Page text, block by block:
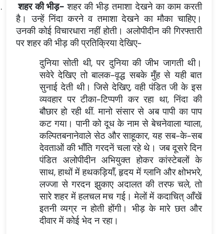
शहर की भीड़- शहर की भीड़ तमाशा देखने का काम करती
है। उन्हें निंदा करने व तमाशा देखने का मौका चाहिए।
उनकी कोई विचारधारा नहीं होती। अलोपीदीन की गिरफ्तारी
पर शहर की भीड़ की प्रतिक्रिया देखिए-
दुनिया सोती थी, पर दुनिया की जीभ जागती थी।
सवेरे देखिए तो बालक-वृद्ध सबके मुँह से यही बात
सुनाई देती थी। जिसे देखिए, वही पंडित जी के इस
व्यवहार पर टीका-टिप्पणी कर रहा था, निंदा की
बौछार हो रही थीं. मानो संसार से अब पापी का पाप
कट गया। पानी को दूध के नाम से बेचनेवाला ग्वाला,
कल्पितबनानेवाले सेठ और साहूकार, यह सब-के-सब
देवताओं की भाँति गरदनें चला रहे थे। जब दूसरे दिन
पंडित अलोपीदीन अभियुक्त होकर कांस्टेबलों के
साथ, हाथों में हथकड़ियाँ, हृदय में ग्लानि और क्षोभभरे,
लज्जा से गरदन झुकाए अदालत की तरफ चले, तो
सारे शहर में हलचल मच गई। मेलों में कदाचित् आँखें
इतनी व्यग्र न होती होंगी। भीड़ के मारे छत और
दीवार में कोई भेद न रहा।